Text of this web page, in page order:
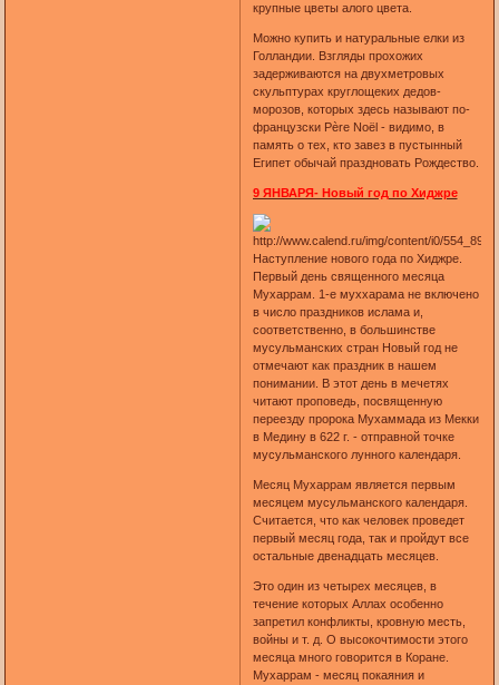
крупные цветы алого цвета.
Можно купить и натуральные елки из
Голландии. Взгляды прохожих
задерживаются на двухметровых
скульптурах круглощеких дедов-
морозов, которых здесь называют по-
французски Père Noël - видимо, в
память о тех, кто завез в пустынный
Египет обычай праздновать Рождество.
9 ЯНВАРЯ- Новый год по Хиджре
Наступление нового года по Хиджре.
Первый день священного месяца
Мухаррам. 1-е муххарама не включено
в число праздников ислама и,
соответственно, в большинстве
мусульманских стран Новый год не
отмечают как праздник в нашем
понимании. В этот день в мечетях
читают проповедь, посвященную
переезду пророка Мухаммада из Мекки
в Медину в 622 г. - отправной точке
мусульманского лунного календаря.
Месяц Мухаррам является первым
месяцем мусульманского календаря.
Считается, что как человек проведет
первый месяц года, так и пройдут все
остальные двенадцать месяцев.
Это один из четырех месяцев, в
течение которых Аллах особенно
запретил конфликты, кровную месть,
войны и т. д. О высокочтимости этого
месяца много говорится в Коране.
Мухаррам - месяц покаяния и